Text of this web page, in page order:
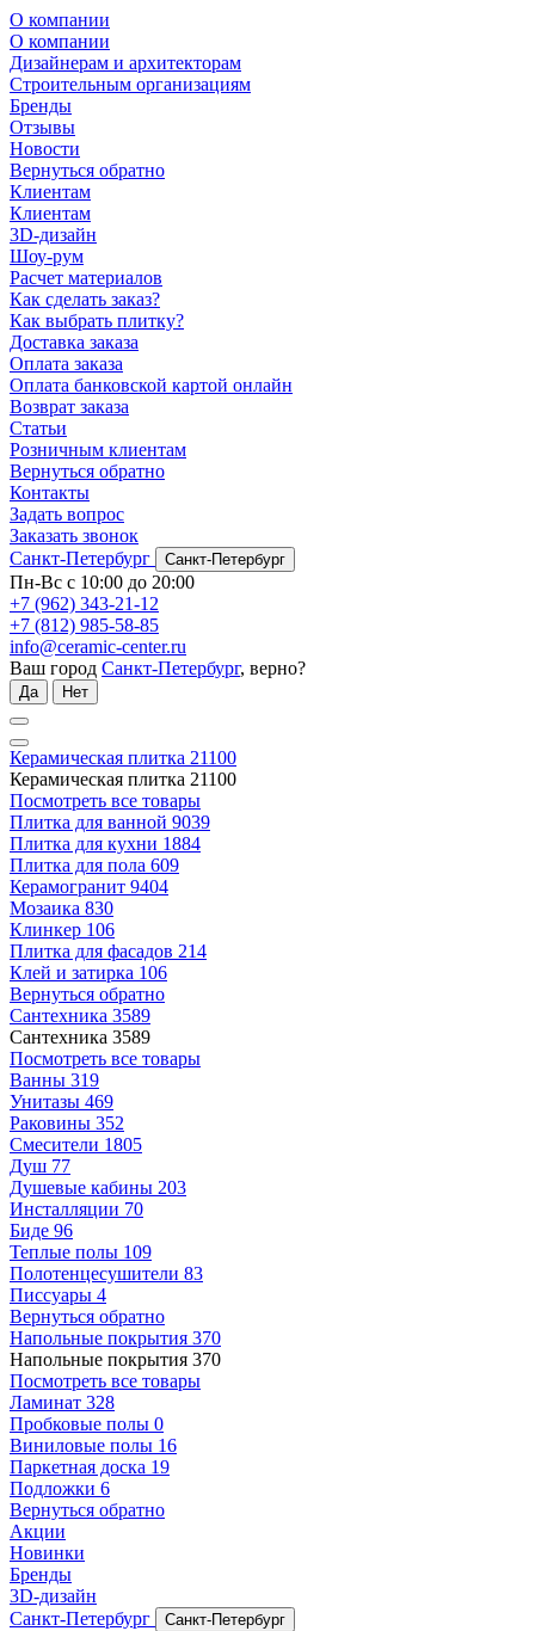
О компании
О компании
Дизайнерам и архитекторам
Строительным организациям
Бренды
Отзывы
Новости
Вернуться обратно
Клиентам
Клиентам
3D-дизайн
Шоу-рум
Расчет материалов
Как сделать заказ?
Как выбрать плитку?
Доставка заказа
Оплата заказа
Оплата банковской картой онлайн
Возврат заказа
Статьи
Розничным клиентам
Вернуться обратно
Контакты
Задать вопрос
Заказать звонок
Санкт-Петербург
Санкт-Петербург
Пн-Вс с 10:00 до 20:00
+7 (962) 343-21-12
+7 (812) 985-58-85
info@ceramic-center.ru
Ваш город Санкт-Петербург, верно?
Да Нет
Керамическая плитка 21100
Керамическая плитка 21100
Посмотреть все товары
Плитка для ванной 9039
Плитка для кухни 1884
Плитка для пола 609
Керамогранит 9404
Мозаика 830
Клинкер 106
Плитка для фасадов 214
Клей и затирка 106
Вернуться обратно
Сантехника 3589
Сантехника 3589
Посмотреть все товары
Ванны 319
Унитазы 469
Раковины 352
Смесители 1805
Душ 77
Душевые кабины 203
Инсталляции 70
Биде 96
Теплые полы 109
Полотенцесушители 83
Писсуары 4
Вернуться обратно
Напольные покрытия 370
Напольные покрытия 370
Посмотреть все товары
Ламинат 328
Пробковые полы 0
Виниловые полы 16
Паркетная доска 19
Подложки 6
Вернуться обратно
Акции
Новинки
Бренды
3D-дизайн
Санкт-Петербург
Санкт-Петербург